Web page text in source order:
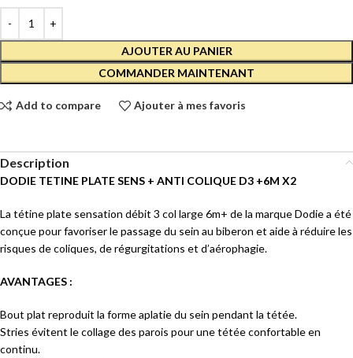
AJOUTER AU PANIER
COMMANDER MAINTENANT
Add to compare Ajouter à mes favoris
Description
DODIE TETINE PLATE SENS + ANTI COLIQUE D3 +6M X2
La tétine plate sensation débit 3 col large 6m+ de la marque Dodie a été
conçue pour favoriser le passage du sein au biberon et aide à réduire les
risques de coliques, de régurgitations et d’aérophagie.
AVANTAGES :
Bout plat reproduit la forme aplatie du sein pendant la tétée.
Stries évitent le collage des parois pour une tétée confortable en
continu.